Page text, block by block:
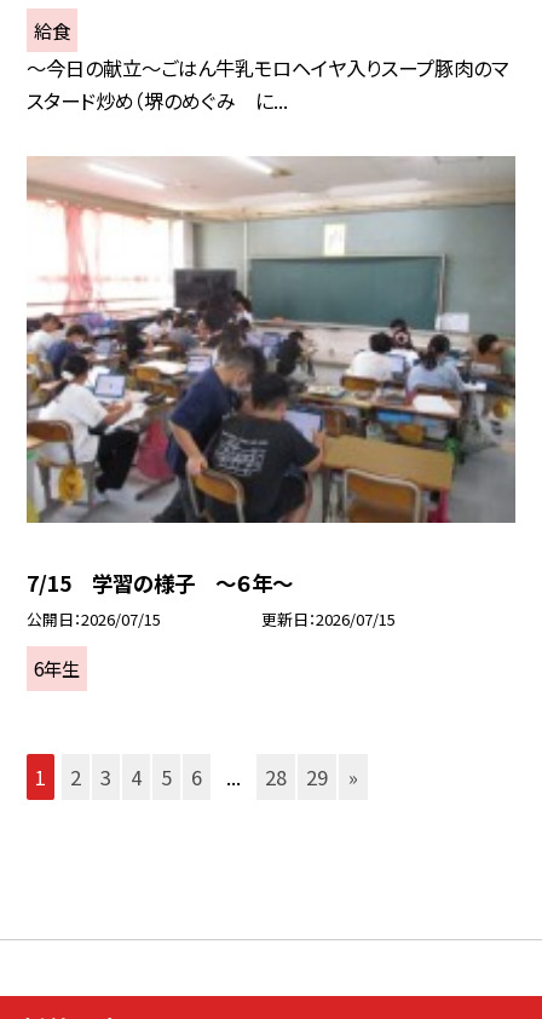
給食
～今日の献立～ごはん牛乳モロヘイヤ入りスープ豚肉のマ
スタード炒め（堺のめぐみ に...
7/15 学習の様子 ～６年～
公開日 2026/07/15 更新日 2026/07/15
6年生
1 2 3 4 5 6 ... 28 29 »